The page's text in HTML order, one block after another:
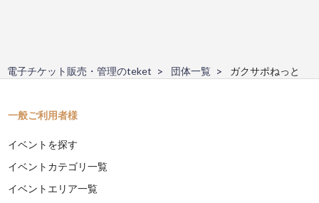
電子チケット販売・管理のteket 団体一覧 ガクサポねっと
一般ご利用者様
イベントを探す
イベントカテゴリ一覧
イベントエリア一覧